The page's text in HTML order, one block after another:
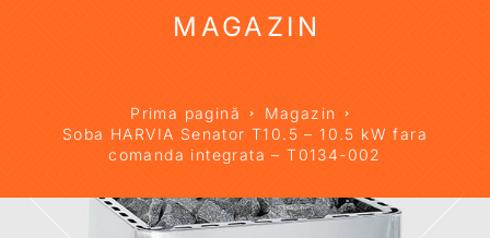
MAGAZIN
Prima pagină
Magazin
Soba HARVIA Senator T10.5 – 10.5 kW fara
comanda integrata – T0134-002